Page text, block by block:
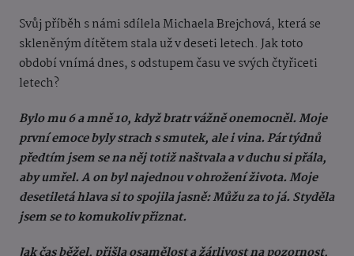
Svůj příběh s námi sdílela Michaela Brejchová, která se
skleněným dítětem stala už v deseti letech. Jak toto
období vnímá dnes, s odstupem času ve svých čtyřiceti
letech?
Bylo mu 6 a mně 10, když bratr vážně onemocněl. Moje
první emoce byly strach s smutek, ale i vina. Pár týdnů
předtím jsem se na něj totiž naštvala a v duchu si přála,
aby umřel. A on byl najednou v ohrožení života. Moje
desetiletá hlava si to spojila jasně: Můžu za to já. Styděla
jsem se to komukoliv přiznat.